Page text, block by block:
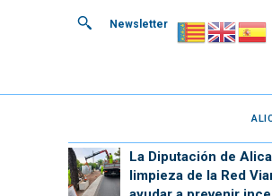
Newsletter
La Diputación de
limpieza de la Red